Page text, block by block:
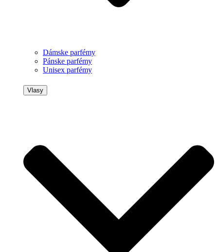
Dámske parfémy
Pánske parfémy
Unisex parfémy
Vlasy